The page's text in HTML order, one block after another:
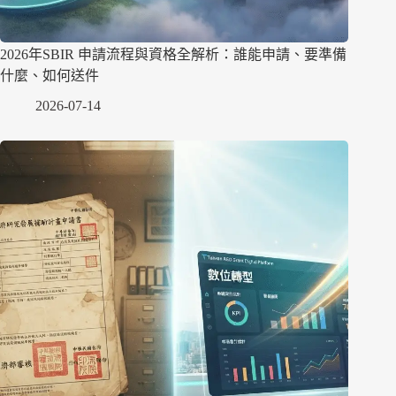
2026年SBIR 申請流程與資格全解析：誰能申請、要準備
什麼、如何送件
2026-07-14